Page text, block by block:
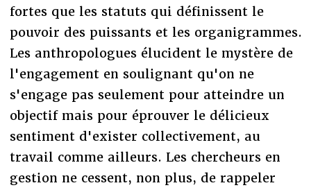
fortes que les statuts qui définissent le
pouvoir des puissants et les organigrammes.
Les anthropologues élucident le mystère de
l'engagement en soulignant qu'on ne
s'engage pas seulement pour atteindre un
objectif mais pour éprouver le délicieux
sentiment d'exister collectivement, au
travail comme ailleurs. Les chercheurs en
gestion ne cessent, non plus, de rappeler